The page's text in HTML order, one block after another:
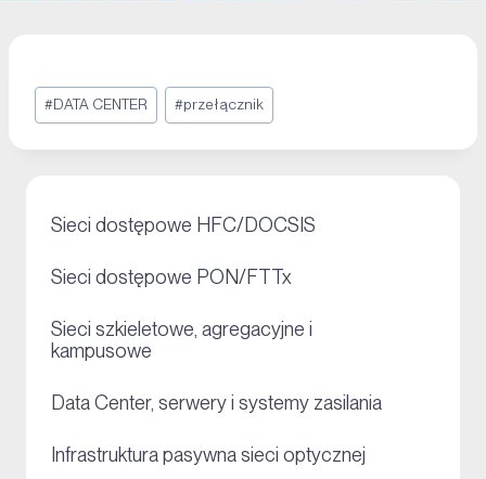
#DATA CENTER #przełącznik
Sieci dostępowe HFC/DOCSIS
Sieci dostępowe PON/FTTx
Sieci szkieletowe, agregacyjne i
kampusowe
Data Center, serwery i systemy zasilania
Infrastruktura pasywna sieci optycznej